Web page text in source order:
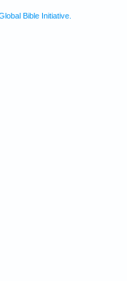
Bible Initiative.